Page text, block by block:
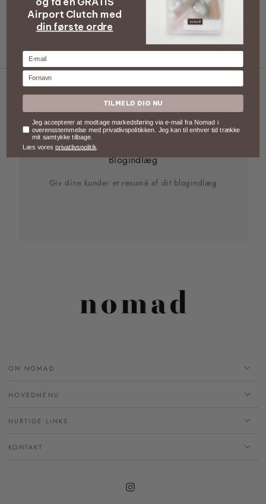
Gelateria come il latte
Osteria der Belli
Du kan også lide
Blogindlæg
Giv dine kunder et resumé af dit blogindlæg
OM NOMAD
HOVEDMENU
HURTIGE LINKS
KONTAKT
Instagram
Airport Clutch med
din første ordre
E-mail
Fornavn
TILMELD DIG NU
Samtykke
Jeg accepterer at modtage markedsføring via e-mail fra Nomad i
overensstemmelse med privatlivspolitikken. Jeg kan til enhver tid trække
mit samtykke tilbage.
Læs vores privatlivspolitik